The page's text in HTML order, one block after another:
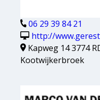
06 29 39 84 21
http://
Kapweg 14 3774
Kootwijkerbroek